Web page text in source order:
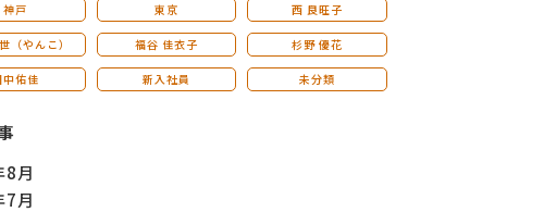
神戸 東京 西 良旺子
（やんこ） 福谷 佳衣子 杉野 優花
中佑佳 新入社員 未分類
月
月